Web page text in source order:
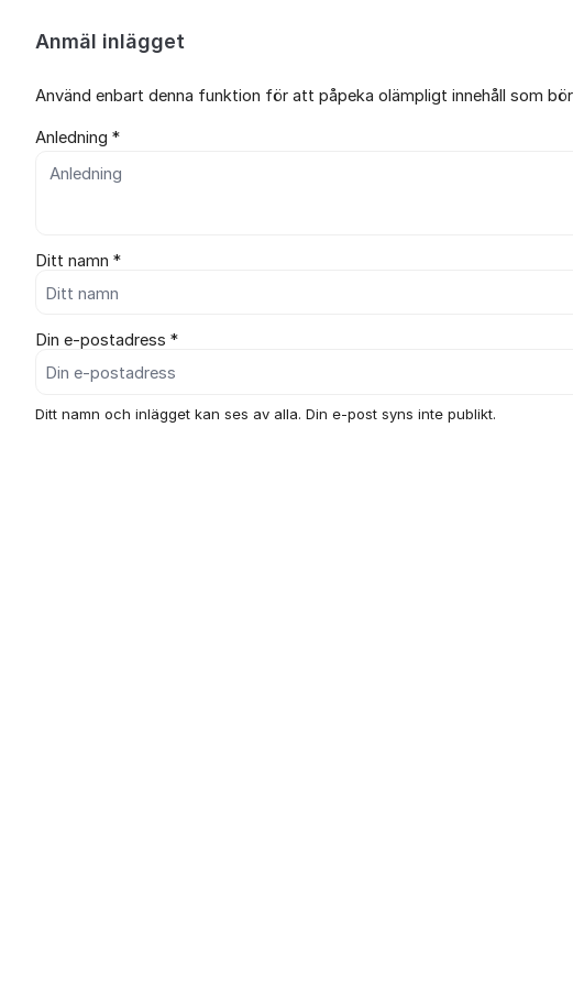
Anmäl inlägget
Använd enbart denna funktion för att påpeka olämpligt innehåll som
Anledning *
Ditt namn *
Din e-postadress *
Ditt namn och inlägget kan ses av alla. Din e-post syns inte publikt.